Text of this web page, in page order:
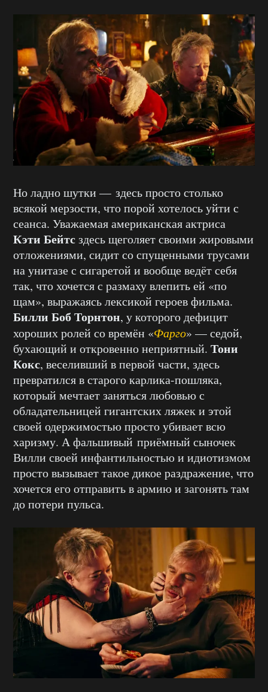
Но ладно шутки — здесь просто столько
всякой мерзости, что порой хотелось уйти с
сеанса. Уважаемая американская актриса
Кэти Бейтсздесь щеголяет своими жировыми
отложениями, сидит со спущенными трусами
на унитазе с сигаретой и вообще ведёт себя
так, что хочется с размаху влепить ей «по
щам», выражаясь лексикой героев фильма.
Билли Боб Торнтон, у которого дефицит
хороших ролей со времён «Фарго» — седой,
бухающий и откровенно неприятный. Тони
Кокс, веселивший в первой части, здесь
превратился в старого карлика-пошляка,
который мечтает заняться любовью с
обладательницей гигантских ляжек и этой
своей одержимостью просто убивает всю
харизму. А фальшивый приёмный сыночек
Вилли своей инфантильностью и идиотизмом
просто вызывает такое дикое раздражение, что
хочется его отправить в армию и загонять там
до потери пульса.